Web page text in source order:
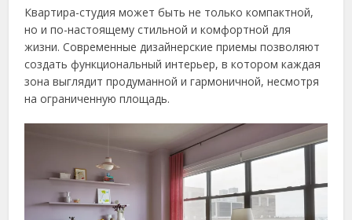
Квартира-студия может быть не только компактной,
но и по-настоящему стильной и комфортной для
жизни. Современные дизайнерские приемы позволяют
создать функциональный интерьер, в котором каждая
зона выглядит продуманной и гармоничной, несмотря
на ограниченную площадь.